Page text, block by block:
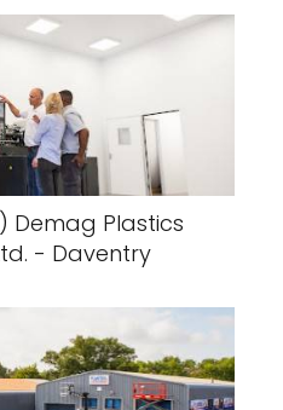
Demag Plastics
- Daventry